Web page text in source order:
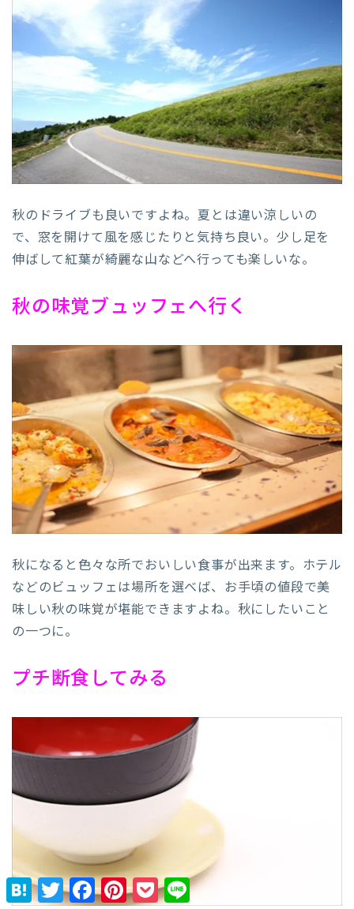
秋のドライブも良いですよね。夏とは違い涼しいの
で、窓を開けて風を感じたりと気持ち良い。少し足を
伸ばして紅葉が綺麗な山などへ行っても楽しいな。
秋の味覚ブュッフェへ行く
秋になると色々な所でおいしい食事が出来ます。ホテル
などのビュッフェは場所を選べば、お手頃の値段で美
味しい秋の味覚が堪能できますよね。秋にしたいこと
の一つに。
プチ断食してみる
H
a
T
w
F
a
P
i
P
o
L
i